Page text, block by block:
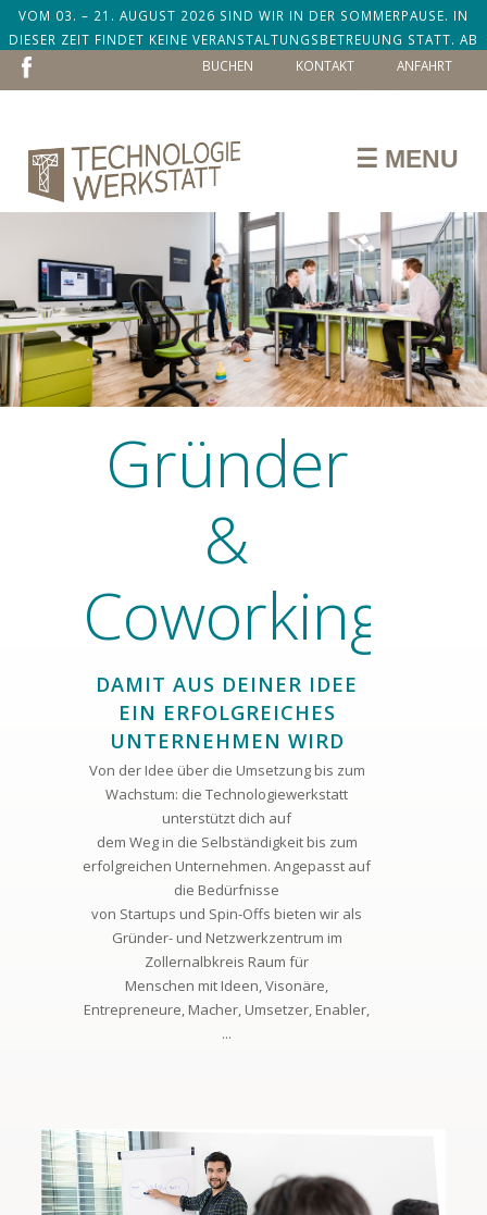
VOM 03. – 21. AUGUST 2026 SIND WIR IN DER SOMMERPAUSE. IN
DIESER ZEIT FINDET KEINE VERANSTALTUNGSBETREUUNG STATT. AB
DEM 24. AUGUST SIND WIR ZURÜCK!
NAVIGATION
ÜBERSPRINGEN
ANFAHRT
KONTAKT
BUCHEN
☰ MENU
Gründer
&
Coworking
DAMIT AUS DEINER IDEE
EIN ERFOLGREICHES
UNTERNEHMEN WIRD
Von der Idee über die Umsetzung bis zum
Wachstum: die Technologiewerkstatt
unterstützt dich auf
dem Weg in die Selbständigkeit bis zum
erfolgreichen Unternehmen. Angepasst auf
die Bedürfnisse
von Startups und Spin-Offs bieten wir als
Gründer- und Netzwerkzentrum im
Zollernalbkreis Raum für
Menschen mit Ideen, Visonäre,
Entrepreneure, Macher, Umsetzer, Enabler,
...